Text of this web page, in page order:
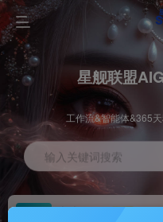
星舰联盟
工作流&智能体&365
输入关键词搜索
加入会员